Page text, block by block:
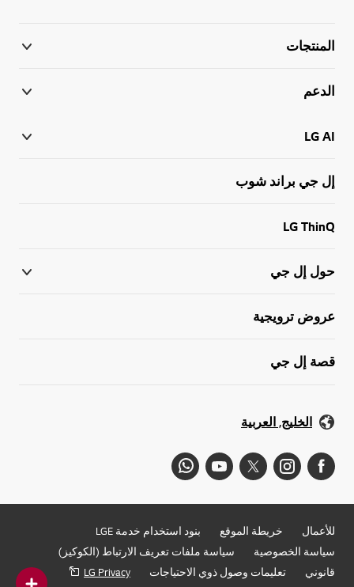
المنتجات
الدعم
LG AI
إل جي براند شوب
LG ThinQ
حول إل جي
عروض ترويجية
قصة إل جي
الخليج, العربية
للأعمال خريطة الموقع
بنود استخدام خدمة LGE
سياسة الخصوصية
سياسة ملفات تعريف الارتباط (الكوكيز)
قانوني
تعليمات وصول ذوي الاحتياجات LG Privacy